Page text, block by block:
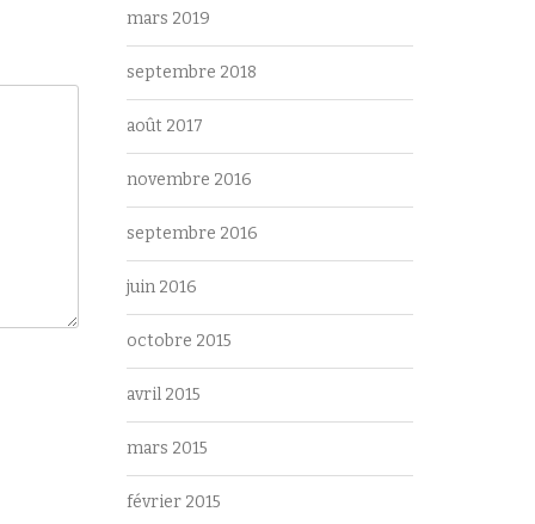
mars 2019
septembre 2018
août 2017
novembre 2016
septembre 2016
juin 2016
octobre 2015
avril 2015
mars 2015
février 2015